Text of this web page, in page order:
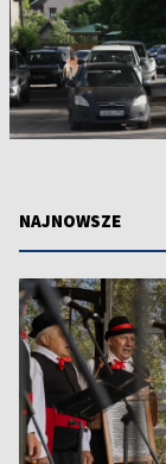
NAJNOWSZE